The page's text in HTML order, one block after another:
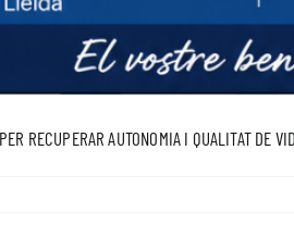
RECUPERAR AUTONOMIA I QUALITAT DE